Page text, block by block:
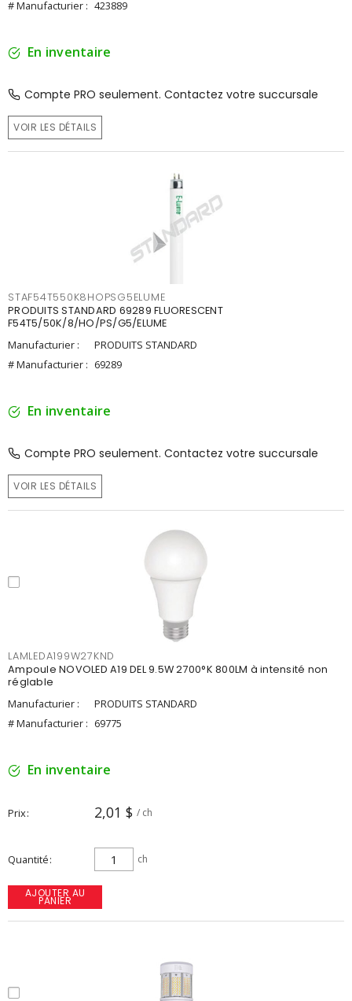
# Manufacturier : 423889
En inventaire
Compte PRO seulement. Contactez votre succursale
VOIR LES DÉTAILS
STAF54T550K8HOPSG5ELUME
PRODUITS STANDARD 69289 FLUORESCENT
F54T5/50K/8/HO/PS/G5/ELUME
Manufacturier :
PRODUITS STANDARD
# Manufacturier : 69289
En inventaire
Compte PRO seulement. Contactez votre succursale
VOIR LES DÉTAILS
LAMLEDA199W27KND
Ampoule NOVOLED A19 DEL 9.5W 2700°K 800LM à intensité non
réglable
Manufacturier :
PRODUITS STANDARD
# Manufacturier : 69775
En inventaire
Prix 2,01 $ / ch
Quantité ch
AJOUTER AU
PANIER